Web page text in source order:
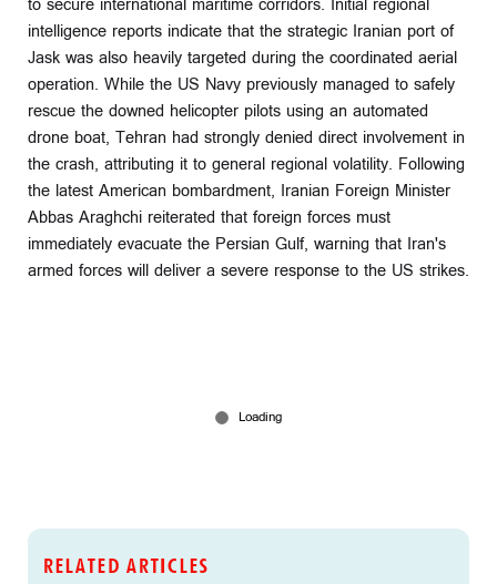
to secure international maritime corridors. Initial regional
intelligence reports indicate that the strategic Iranian port of
Jask was also heavily targeted during the coordinated aerial
operation. While the US Navy previously managed to safely
rescue the downed helicopter pilots using an automated
drone boat, Tehran had strongly denied direct involvement in
the crash, attributing it to general regional volatility. Following
the latest American bombardment, Iranian Foreign Minister
Abbas Araghchi reiterated that foreign forces must
immediately evacuate the Persian Gulf, warning that Iran's
armed forces will deliver a severe response to the US strikes.
RELATED ARTICLES